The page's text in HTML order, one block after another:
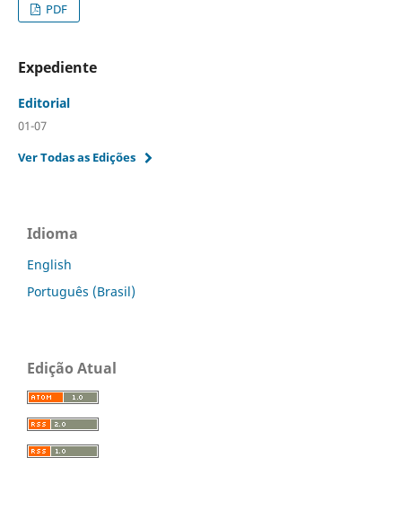
PDF
Expediente
Editorial
01-07
Ver Todas as Edições
Idioma
English
Português (Brasil)
Edição Atual